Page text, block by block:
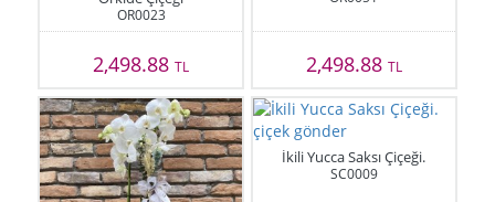
OR0023
2,498.88TL 2,498.88 TL
İkili Yucca Saksı Çiçeği.
SC0009